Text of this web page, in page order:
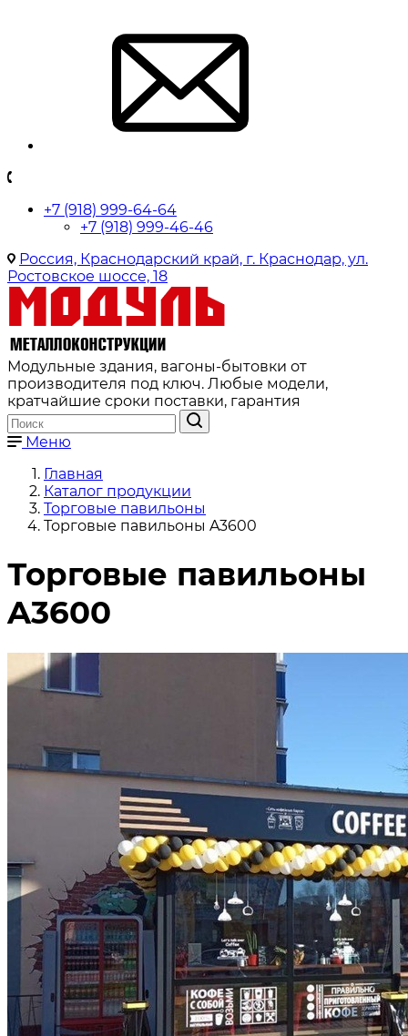
+7 (918) 999-64-64
+7 (918) 999-46-46
Россия, Краснодарский край, г. Краснодар, ул.
Ростовское шоссе, 18
Модульные здания, вагоны-бытовки от
производителя под ключ. Любые модели,
кратчайшие сроки поставки, гарантия
Меню
Главная
Каталог продукции
Торговые павильоны
Торговые павильоны A3600
Торговые павильоны
A3600